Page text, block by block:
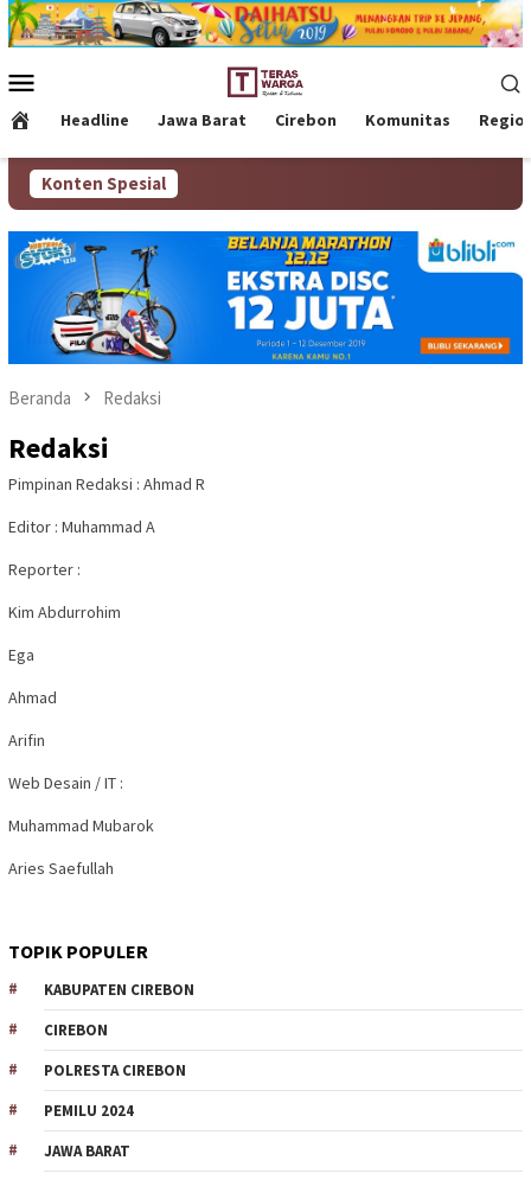
Loncat
ke
Mobile
Headline Jawa Barat Cirebon Komunitas
Konten Spesial
Beranda Redaksi
Redaksi
Pimpinan Redaksi : Ahmad R
Editor : Muhammad A
Reporter :
Kim Abdurrohim
Ega
Ahmad
Arifin
Web Desain / IT :
Muhammad Mubarok
Aries Saefullah
TOPIK POPULER
KABUPATEN CIREBON
CIREBON
POLRESTA CIREBON
PEMILU 2024
JAWA BARAT